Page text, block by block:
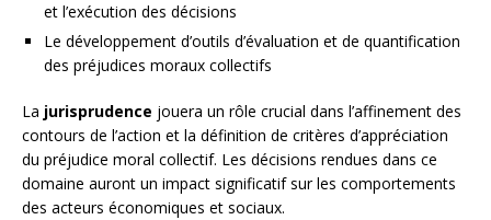
et l’exécution des décisions
Le développement d’outils d’évaluation et de quantification
des préjudices moraux collectifs
La jurisprudence jouera un rôle crucial dans l’affinement des
contours de l’action et la définition de critères d’appréciation
du préjudice moral collectif. Les décisions rendues dans ce
domaine auront un impact significatif sur les comportements
des acteurs économiques et sociaux.